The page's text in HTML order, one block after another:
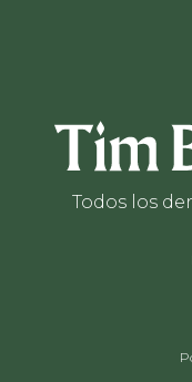
Todos los